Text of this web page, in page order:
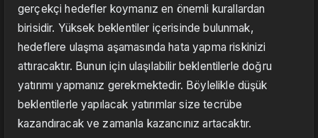
gerçekçi hedefler koymanız en önemli kurallardan
birisidir. Yüksek beklentiler içerisinde bulunmak,
hedeflere ulaşma aşamasında hata yapma riskinizi
attıracaktır. Bunun için ulaşılabilir beklentilerle doğru
yatırımı yapmanız gerekmektedir. Böylelikle düşük
beklentilerle yapılacak yatırımlar size tecrübe
kazandıracak ve zamanla kazancınız artacaktır.